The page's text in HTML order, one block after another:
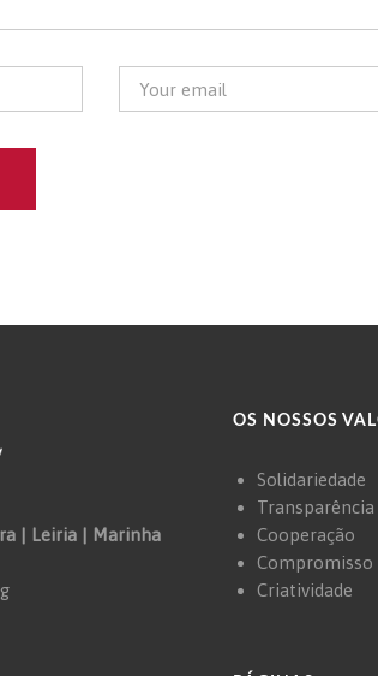
| Leiria | Marinha
OS NOSSOS
Solidariedade
Transparência
Cooperação
Compromisso
Criatividade